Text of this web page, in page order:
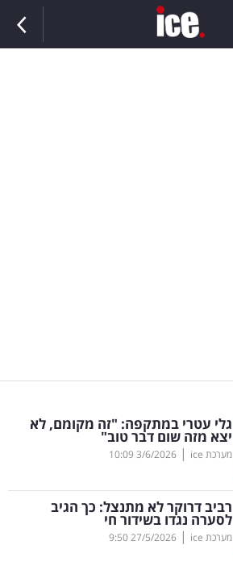
גלי עטרי במתקפה: "זה מקומם, לא
יצא מזה שום דבר טוב"
מערכת ice |
3/6/2026
10:09
רביב דרוקר לא מתנצל: כך הגיב
לסערה נגדו בשידור חי
מערכת ice |
27/5/2026
9:50